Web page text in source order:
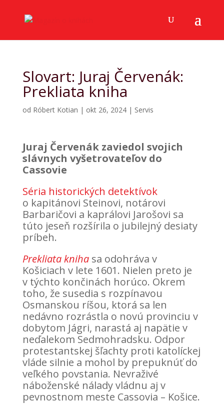
Slovart: Juraj Červenák:
Prekliata kniha
od Róbert Kotian | okt 26, 2024| Servis
Juraj Červenák zaviedol svojich
slávnych vyšetrovateľov do
Cassovie
Séria historických detektívok
o kapitánovi Steinovi, notárovi
Barbaričovi a kaprálovi Jarošovi sa
túto jeseň rozšírila o jubilejný desiaty
príbeh.
Prekliata kniha sa odohráva v
Košiciach v lete 1601. Nielen preto je
v týchto končinách horúco. Okrem
toho, že susedia s rozpínavou
Osmanskou ríšou, ktorá sa len
nedávno rozrástla o novú provinciu v
dobytom Jágri, narastá aj napätie v
neďalekom Sedmohradsku. Odpor
protestantskej šľachty proti katolíckej
vláde silnie a mohol by prepuknúť do
veľkého povstania. Nevraživé
náboženské nálady vládnu aj v
pevnostnom meste Cassovia – Košice.